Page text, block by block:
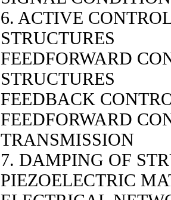
6. ACTIVE
STRUCTURES
FEEDFORWARD
STRUCTURES
FEEDBACK
FEEDFORWARD
TRANSMISSION
7. DAMPING OF
PIEZOELECTRIC